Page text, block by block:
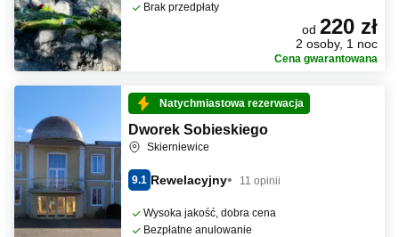
Brak przedpłaty
od 220 zł
2 osoby, 1 noc
Cena gwarantowana
Natychmiastowa rezerwacja
Dworek Sobieskiego
Skierniewice
9.1 Rewelacyjny 11 opinii
Wysoka jakość, dobra cena
Bezpłatne anulowanie